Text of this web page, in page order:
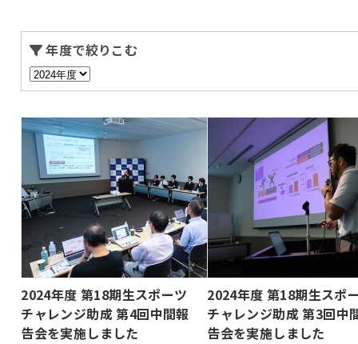
年度で絞りこむ
2024年度 第18期生スポーツ
チャレンジ助成 第4回中間報
告会を実施しました
2024年度 第18期生スポ
チャレンジ助成 第3回中
告会を実施しました